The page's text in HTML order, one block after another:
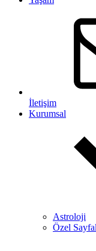
İletişim
Kurumsal
Astroloji
Özel